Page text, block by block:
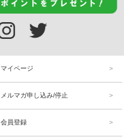
マイページ
メルマガ申し込み/停止
会員登録